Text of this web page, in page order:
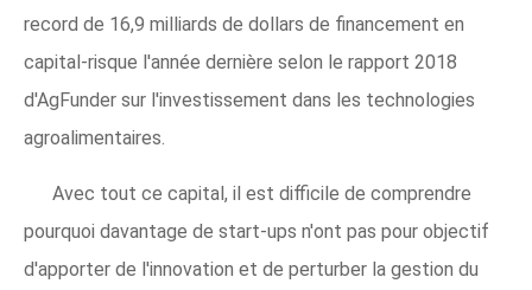
record de 16,9 milliards de dollars de financement en
capital-risque l'année dernière selon le rapport 2018
d'AgFunder sur l'investissement dans les technologies
agroalimentaires.
Avec tout ce capital, il est difficile de comprendre
pourquoi davantage de start-ups n'ont pas pour objectif
d'apporter de l'innovation et de perturber la gestion du